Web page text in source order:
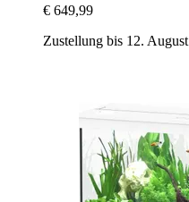
€ 649,99
Zustellung bis 12. August